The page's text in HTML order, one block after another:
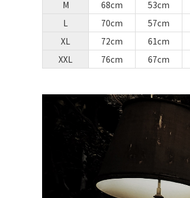
M
68cm 53cm
L
70cm 57cm
XL
72cm 61cm
XXL
76cm 67cm